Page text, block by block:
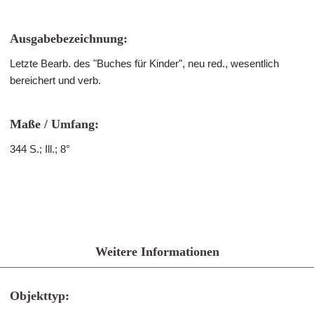
Ausgabebezeichnung:
Letzte Bearb. des "Buches für Kinder", neu red., wesentlich
bereichert und verb.
Maße / Umfang:
344 S.; Ill.; 8°
Weitere Informationen
Objekttyp: